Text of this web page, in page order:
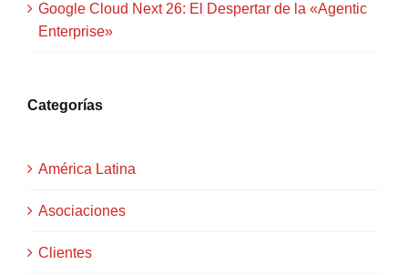
Google Cloud Next 26: El Despertar de la «Agentic
Enterprise»
Categorías
América Latina
Asociaciones
Clientes